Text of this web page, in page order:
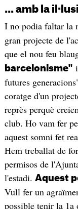
... amb la
I no podia faltar la
gran projecte de
que el nou feu
barcelonisme"
futures
coratge d'un
reprès perquè
club. Ho vam fer
aquest somni fet
Hem treballat de
permisos de
l'estadi. Aquest
Vull fer un
possible tenir la 1a